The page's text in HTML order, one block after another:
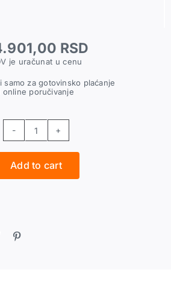
RSD
je uračunat u cenu
samo za gotovinsko plaćanje
online poručivanje
Ugaona
brusilice
125
Comp
Add to cart